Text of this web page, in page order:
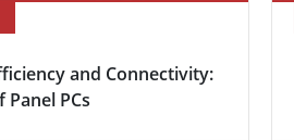
and Connectivity:
PCs